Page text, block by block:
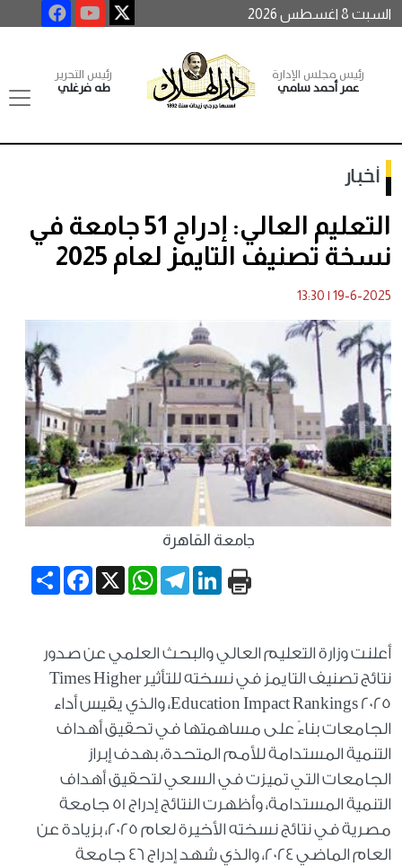
السبت 8 اغسطس 2026
رئيس مجلس الإدارة
عمر أحمد سامي
رئيس التحرير
طه فرغلي
أخبار
التعليم العالي: إدراج 51 جامعة في
نسخة تصنيف التايمز لعام 2025
19-6-2025
|
13:30
جامعة القاهرة
Share
Facebook X
WhatsApp
TelegramLinkedIn
أعلنت وزارة التعليم العالي والبحث العلمي عن صدور
نتائج تصنيف التايمز في نسخته للتأثير Times Higher
Education Impact Rankings 2025، والذي يقيس أداء
الجامعات بناءً على مساهمتها في تحقيق أهداف
التنمية المستدامة للأمم المتحدة، بهدف إبراز
الجامعات التي تميزت في السعي لتحقيق أهداف
التنمية المستدامة، وأظهرت النتائج إدراج 51 جامعة
مصرية في نتائج نسخته الأخيرة لعام 2025، بزيادة عن
العام الماضي 2024، والذي شهد إدراج 46 جامعة